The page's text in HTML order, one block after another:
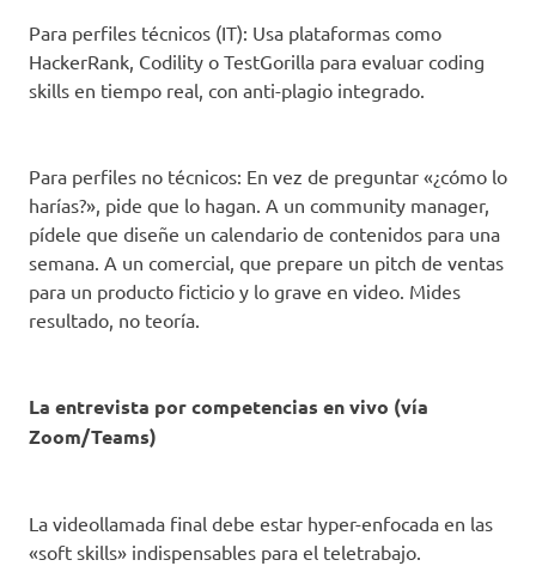
Para perfiles técnicos (IT): Usa plataformas como
HackerRank, Codility o TestGorilla para evaluar coding
skills en tiempo real, con anti-plagio integrado.
Para perfiles no técnicos: En vez de preguntar «¿cómo lo
harías?», pide que lo hagan. A un community manager,
pídele que diseñe un calendario de contenidos para una
semana. A un comercial, que prepare un pitch de ventas
para un producto ficticio y lo grave en video. Mides
resultado, no teoría.
La entrevista por competencias en vivo (vía
Zoom/Teams)
La videollamada final debe estar hyper-enfocada en las
«soft skills» indispensables para el teletrabajo.